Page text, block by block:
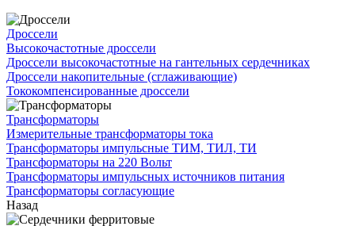
Дроссели
Высокочастотные дроссели
Дроссели высокочастотные на гантельных сердечниках
Дроссели накопительные (сглаживающие)
Тококомпенсированные дроссели
Трансформаторы
Измерительные трансформаторы тока
Трансформаторы импульсные ТИМ, ТИЛ, ТИ
Трансформаторы на 220 Вольт
Трансформаторы импульсных источников питания
Трансформаторы согласующие
Назад